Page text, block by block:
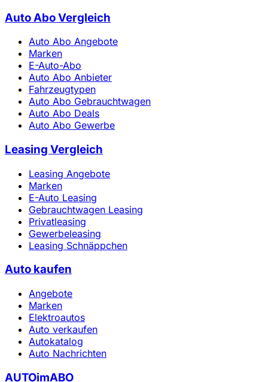
Auto Abo Vergleich
Auto Abo Angebote
Marken
E-Auto-Abo
Auto Abo Anbieter
Fahrzeugtypen
Auto Abo Gebrauchtwagen
Auto Abo Deals
Auto Abo Gewerbe
Leasing Vergleich
Leasing Angebote
Marken
E-Auto Leasing
Gebrauchtwagen Leasing
Privatleasing
Gewerbeleasing
Leasing Schnäppchen
Auto kaufen
Angebote
Marken
Elektroautos
Auto verkaufen
Autokatalog
Auto Nachrichten
AUTOimABO